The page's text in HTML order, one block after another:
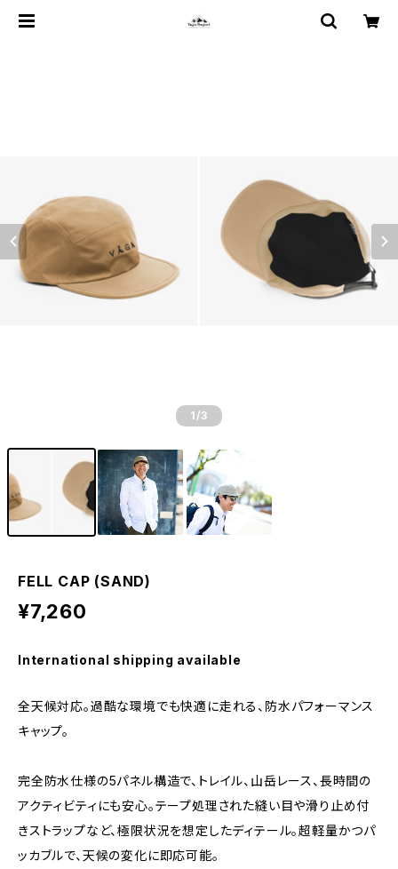
1 /3
FELL CAP (SAND)
¥7,260
International shipping available
全天候対応。過酷な環境でも快適に走れる、防水パフォーマンス
キャップ。
完全防水仕様の5パネル構造で、トレイル、山岳レース、長時間の
アクティビティにも安心。テープ処理された縫い目や滑り止め付
きストラップなど、極限状況を想定したディテール。超軽量かつパ
ッカブルで、天候の変化に即応可能。